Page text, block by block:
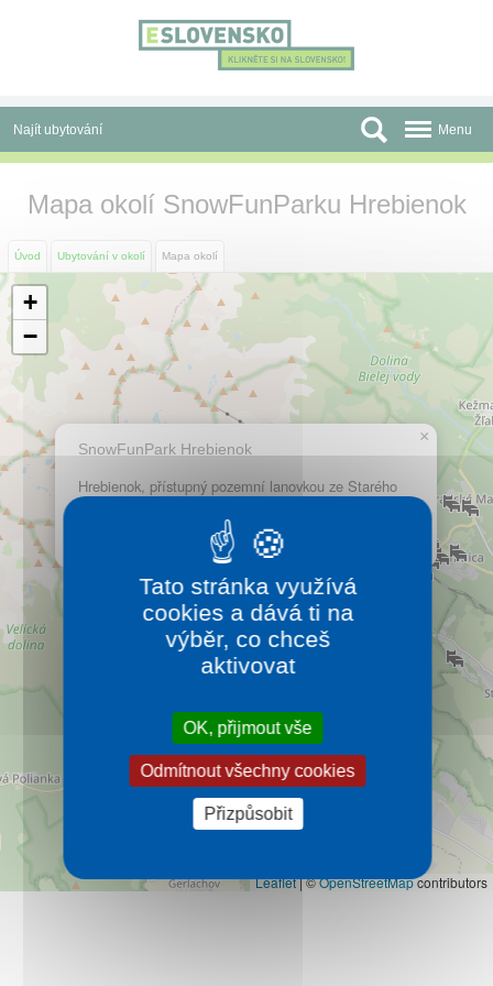
Najít ubytování
Autobusové zájezdy
Skupiny a konference
Před cestou
O nás
Menu
Mapa okolí SnowFunParku Hrebienok
Úvod Ubytování v okolí Mapa okolí
SnowFunPark Hrebienok
Hrebienok, přístupný pozemní lanovkou ze Starého
Smokovce, láká především 2,5 km dlouhou
sáňkařskou dráhou s večerním osvětlením.
×
+
−
Leaflet|©OpenStreetMapcontributors
Tato stránka využívá
cookies a dává ti na
výběr, co chceš
aktivovat
OK, přijmout vše
Odmítnout všechny cookies
Přizpůsobit